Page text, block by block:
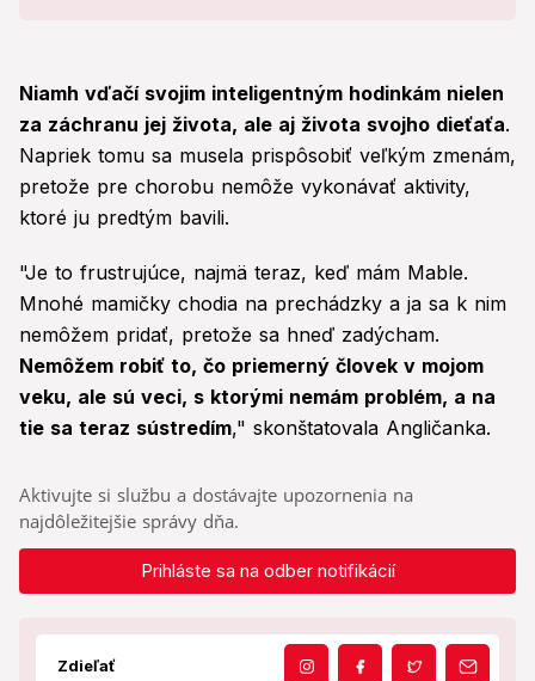
Niamh vďačí svojim inteligentným hodinkám nielen
za záchranu jej života, ale aj života svojho dieťaťa.
Napriek tomu sa musela prispôsobiť veľkým zmenám,
pretože pre chorobu nemôže vykonávať aktivity,
ktoré ju predtým bavili.
"Je to frustrujúce, najmä teraz, keď mám Mable.
Mnohé mamičky chodia na prechádzky a ja sa k nim
nemôžem pridať, pretože sa hneď zadýcham.
Nemôžem robiť to, čo priemerný človek v mojom
veku, ale sú veci, s ktorými nemám problém, a na
tie sa teraz sústredím," skonštatovala Angličanka.
Aktivujte si službu a dostávajte upozornenia na
najdôležitejšie správy dňa.
Prihláste sa na odber notifikácií
Zdieľať